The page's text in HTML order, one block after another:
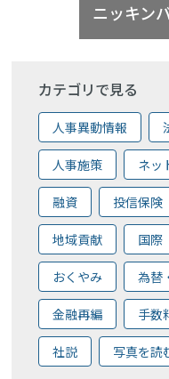
ニッキン
カテゴリで見る
人事異動情報
人事施策 ネッ
融資 投信保険
地域貢献 国際
おくやみ 為替
金融再編 手数
社説 写真を読